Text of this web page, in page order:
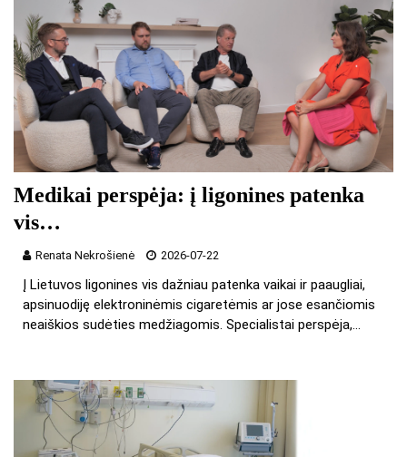
Medikai perspėja: į ligonines patenka
vis…
Renata Nekrošienė 2026-07-22
Į Lietuvos ligonines vis dažniau patenka vaikai ir paaugliai,
apsinuodiję elektroninėmis cigaretėmis ar jose esančiomis
neaiškios sudėties medžiagomis. Specialistai perspėja,…